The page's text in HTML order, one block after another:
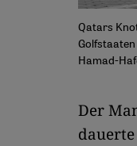
Qatars
Hamad-
Der